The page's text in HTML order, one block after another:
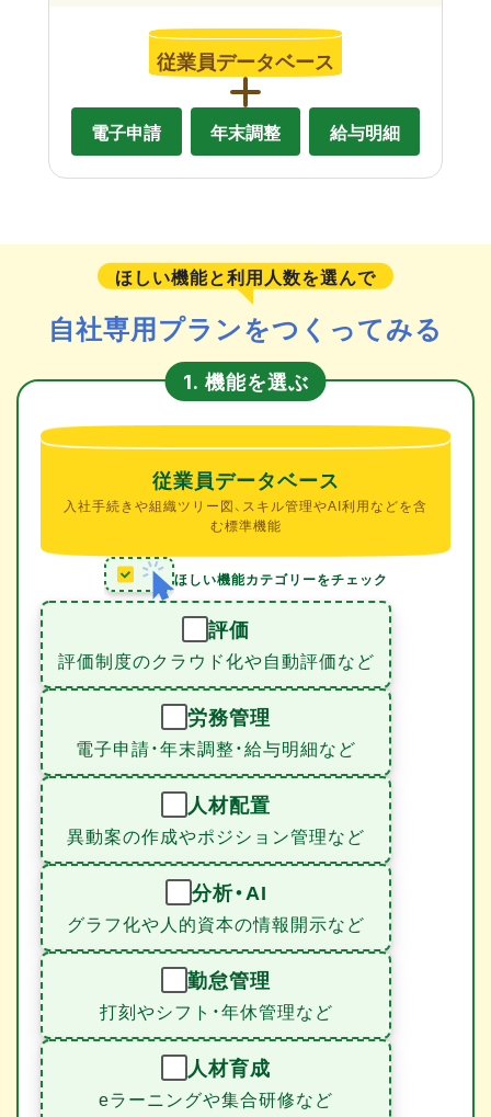
従業員データベース
電子申請 年末調整 給与明細
ほしい機能と利用人数を選んで
自社専用プランをつくってみる
1. 機能を選ぶ
従業員データベース
入社手続きや組織ツリー図、スキル管理やAI利用などを含
む標準機能
ほしい機能カテゴリーをチェック
評価
評価制度のクラウド化や自動評価など
労務管理
電子申請・年末調整・給与明細など
人材配置
異動案の作成やポジション管理など
分析・AI
グラフ化や人的資本の情報開示など
勤怠管理
打刻やシフト・年休管理など
人材育成
eラーニングや集合研修など